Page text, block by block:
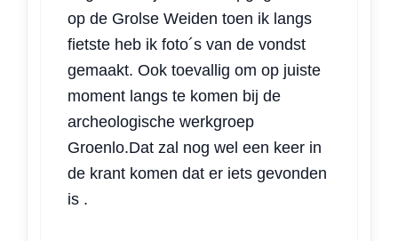
op de Grolse Weiden toen ik langs
fietste heb ik foto´s van de vondst
gemaakt. Ook toevallig om op juiste
moment langs te komen bij de
archeologische werkgroep
Groenlo.Dat zal nog wel een keer in
de krant komen dat er iets gevonden
is .